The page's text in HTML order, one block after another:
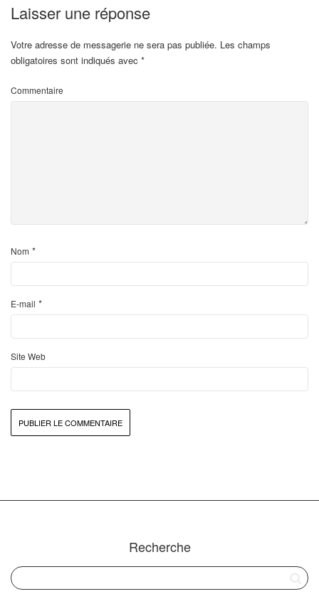
Laisser une réponse
Votre adresse de messagerie ne sera pas publiée. Les champs
obligatoires sont indiqués avec *
Commentaire
Nom *
E-mail *
Site Web
Recherche